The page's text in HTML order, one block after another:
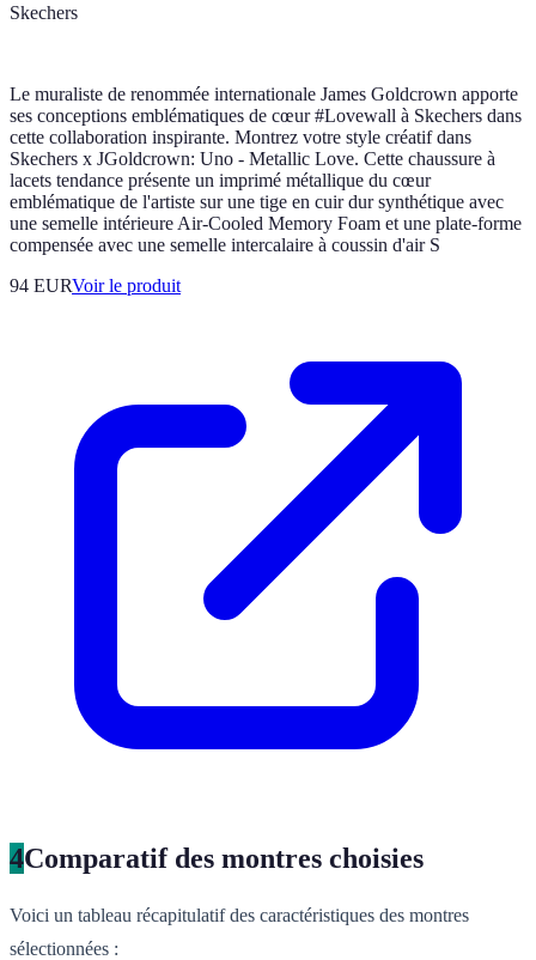
Skechers
Le muraliste de renommée internationale James Goldcrown apporte
ses conceptions emblématiques de cœur #Lovewall à Skechers dans
cette collaboration inspirante. Montrez votre style créatif dans
Skechers x JGoldcrown: Uno - Metallic Love. Cette chaussure à
lacets tendance présente un imprimé métallique du cœur
emblématique de l'artiste sur une tige en cuir dur synthétique avec
une semelle intérieure Air-Cooled Memory Foam et une plate-forme
compensée avec une semelle intercalaire à coussin d'air S
94 EURVoir le produit
4Comparatif des montres choisies
Voici un tableau récapitulatif des caractéristiques des montres
sélectionnées :